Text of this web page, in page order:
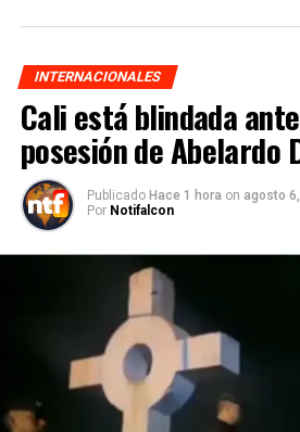
INTERNACIONALES
Cali está blindada
posesión de Abelardo
Publicado Hace 1 hora on agosto
Por Notifalcon